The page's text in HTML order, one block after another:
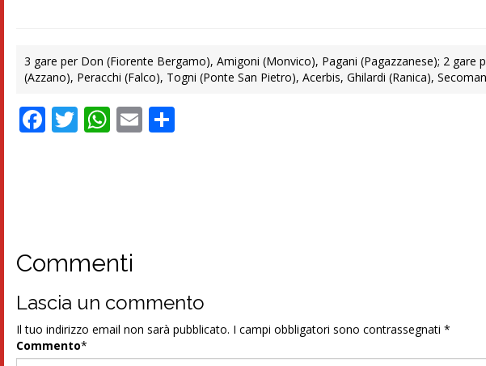
3 gare per Don (Fiorente Bergamo), Amigoni (Monvico), Pagani (Pagazzanese); 2 gare
(Azzano), Peracchi (Falco), Togni (Ponte San Pietro), Acerbis, Ghilardi (Ranica),
Facebook
Twitter
WhatsApp
Email
Commenti
Lascia un commento
Il tuo indirizzo email non sarà pubblicato. I campi obbligatori sono contrassegnati*
Commento*